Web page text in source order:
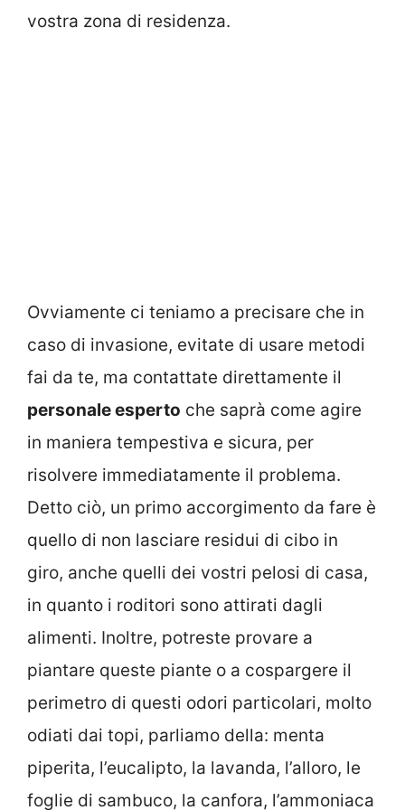
vostra zona di residenza.
Ovviamente ci teniamo a precisare che in
caso di invasione, evitate di usare metodi
fai da te, ma contattate direttamente il
personale esperto che saprà come agire
in maniera tempestiva e sicura, per
risolvere immediatamente il problema.
Detto ciò, un primo accorgimento da fare è
quello di non lasciare residui di cibo in
giro, anche quelli dei vostri pelosi di casa,
in quanto i roditori sono attirati dagli
alimenti. Inoltre, potreste provare a
piantare queste piante o a cospargere il
perimetro di questi odori particolari, molto
odiati dai topi, parliamo della: menta
piperita, l’eucalipto, la lavanda, l’alloro, le
foglie di sambuco, la canfora, l’ammoniaca